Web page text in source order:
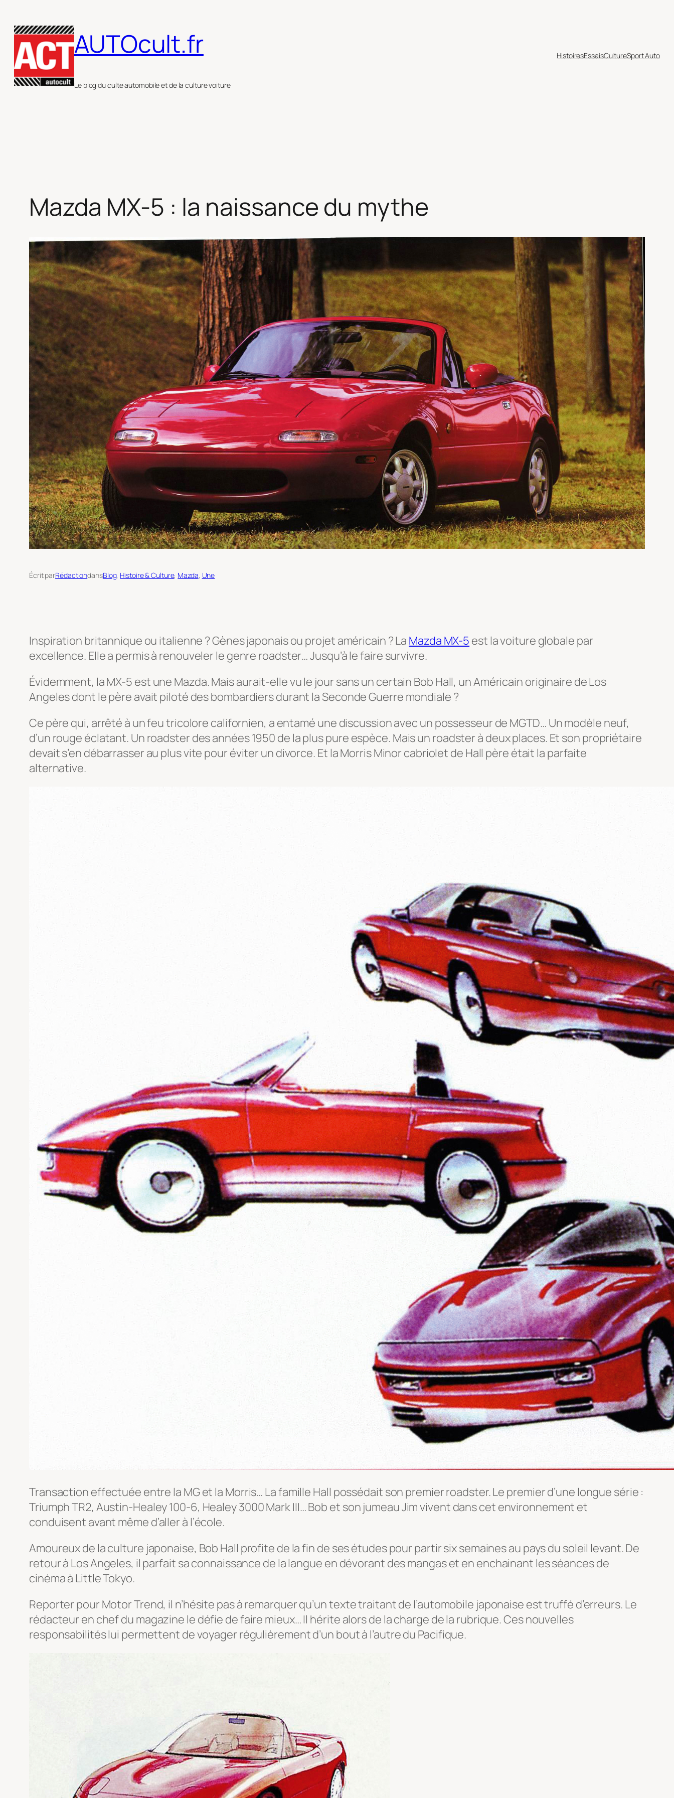
au
contenu
AUTOcult.fr
Le blog du culte automobile et de la culture voiture
HistoiresEssaisCultureSport Auto
Mazda MX-5 : la naissance du mythe
Écrit parRédactiondansBlog, Histoire & Culture, Mazda, Une
Inspiration britannique ou italienne ? Gènes japonais ou projet américain ? La Mazda MX-5 est la voiture globale par
excellence. Elle a permis à renouveler le genre roadster… Jusqu’à le faire survivre.
Évidemment, la MX-5 est une Mazda. Mais aurait-elle vu le jour sans un certain Bob Hall, un Américain originaire de Los
Angeles dont le père avait piloté des bombardiers durant la Seconde Guerre mondiale ?
Ce père qui, arrêté à un feu tricolore californien, a entamé une discussion avec un possesseur de MGTD… Un modèle neuf,
d’un rouge éclatant. Un roadster des années 1950 de la plus pure espèce. Mais un roadster à deux places. Et son propriétaire
devait s’en débarrasser au plus vite pour éviter un divorce. Et la Morris Minor cabriolet de Hall père était la parfaite
alternative.
Transaction effectuée entre la MG et la Morris… La famille Hall possédait son premier roadster. Le premier d’une longue série :
Triumph TR2, Austin-Healey 100-6, Healey 3000 Mark III… Bob et son jumeau Jim vivent dans cet environnement et
conduisent avant même d’aller à l’école.
Amoureux de la culture japonaise, Bob Hall profite de la fin de ses études pour partir six semaines au pays du soleil levant. De
retour à Los Angeles, il parfait sa connaissance de la langue en dévorant des mangas et en enchainant les séances de
cinéma à Little Tokyo.
Reporter pour Motor Trend, il n’hésite pas à remarquer qu’un texte traitant de l’automobile japonaise est truffé d’erreurs. Le
rédacteur en chef du magazine le défie de faire mieux… Il hérite alors de la charge de la rubrique. Ces nouvelles
responsabilités lui permettent de voyager régulièrement d’un bout à l’autre du Pacifique.